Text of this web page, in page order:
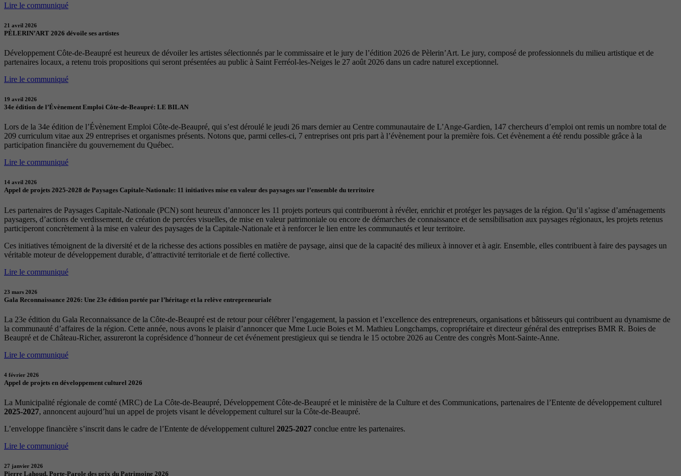
Lire le communiqué
21 avril 2026
PÈLERIN’ART 2026 dévoile ses artistes
Développement Côte-de-Beaupré est heureux de dévoiler les artistes sélectionnés par le commissaire et le jury de l’édition 2026 de Pèlerin’Art. Le jury, composé de professionnels du milieu artistique et de
partenaires locaux, a retenu trois propositions qui seront présentées au public à Saint Ferréol-les-Neiges le 27 août 2026 dans un cadre naturel exceptionnel.
Lire le communiqué
19 avril 2026
34e édition de l’Évènement Emploi Côte-de-Beaupré: LE BILAN
Lors de la 34e édition de l’Évènement Emploi Côte-de-Beaupré, qui s’est déroulé le jeudi 26 mars dernier au Centre communautaire de L’Ange-Gardien, 147 chercheurs d’emploi ont remis un nombre total de
209 curriculum vitae aux 29 entreprises et organismes présents. Notons que, parmi celles-ci, 7 entreprises ont pris part à l’évènement pour la première fois. Cet évènement a été rendu possible grâce à la
participation financière du gouvernement du Québec.
Lire le communiqué
14 avril 2026
Appel de projets 2025-2028 de Paysages Capitale-Nationale: 11 initiatives mise en valeur des paysages sur l’ensemble du territoire
Les partenaires de Paysages Capitale-Nationale (PCN) sont heureux d’annoncer les 11 projets porteurs qui contribueront à révéler, enrichir et protéger les paysages de la région. Qu’il s’agisse d’aménagements
paysagers, d’actions de verdissement, de création de percées visuelles, de mise en valeur patrimoniale ou encore de démarches de connaissance et de sensibilisation aux paysages régionaux, les projets retenus
participeront concrètement à la mise en valeur des paysages de la Capitale-Nationale et à renforcer le lien entre les communautés et leur territoire.
Ces initiatives témoignent de la diversité et de la richesse des actions possibles en matière de paysage, ainsi que de la capacité des milieux à innover et à agir. Ensemble, elles contribuent à faire des paysages un
véritable moteur de développement durable, d’attractivité territoriale et de fierté collective.
Lire le communiqué
23 mars 2026
Gala Reconnaissance 2026: Une 23e édition portée par l’héritage et la relève entrepreneuriale
La 23e édition du Gala Reconnaissance de la Côte-de-Beaupré est de retour pour célébrer l’engagement, la passion et l’excellence des entrepreneurs, organisations et bâtisseurs qui contribuent au dynamisme de
la communauté d’affaires de la région. Cette année, nous avons le plaisir d’annoncer que Mme Lucie Boies et M. Mathieu Longchamps, copropriétaire et directeur général des entreprises BMR R. Boies de
Beaupré et de Château-Richer, assureront la coprésidence d’honneur de cet événement prestigieux qui se tiendra le 15 octobre 2026 au Centre des congrès Mont-Sainte-Anne.
Lire le communiqué
4 février 2026
Appel de projets en développement culturel 2026
La Municipalité régionale de comté (MRC) de La Côte-de-Beaupré, Développement Côte-de-Beaupré et le ministère de la Culture et des Communications, partenaires de l’Entente de développement culturel
2025-2027, annoncent aujourd’hui un appel de projets visant le développement culturel sur la Côte-de-Beaupré.
L’enveloppe financière s’inscrit dans le cadre de l’Entente de développement culturel 2025-2027 conclue entre les partenaires.
Lire le communiqué
27 janvier 2026
Pierre Lahoud, Porte-Parole des prix du Patrimoine 2026